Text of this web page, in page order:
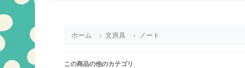
ホーム 文房具 ノート
この商品の他のカテゴリ